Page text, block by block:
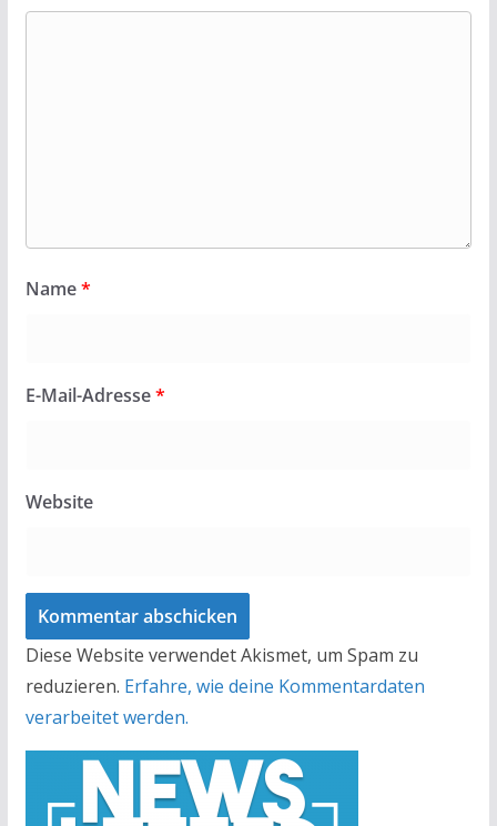
Name*
E-Mail-Adresse*
Website
Diese Website verwendet Akismet, um Spam zu
reduzieren. Erfahre, wie deine Kommentardaten
verarbeitet werden.